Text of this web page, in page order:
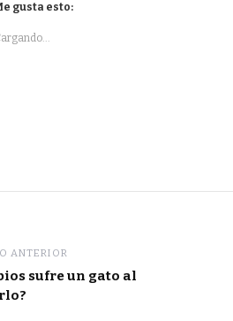
gusta esto:
ANTERIOR
sufre un gato al